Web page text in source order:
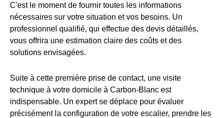
C'est le moment de fournir toutes les informations
nécessaires sur votre situation et vos besoins. Un
professionnel qualifié, qui effectue des devis détaillés,
vous offrira une estimation claire des coûts et des
solutions envisagées.
Suite à cette première prise de contact, une visite
technique à votre domicile à Carbon-Blanc est
indispensable. Un expert se déplace pour évaluer
précisément la configuration de votre escalier, prendre les